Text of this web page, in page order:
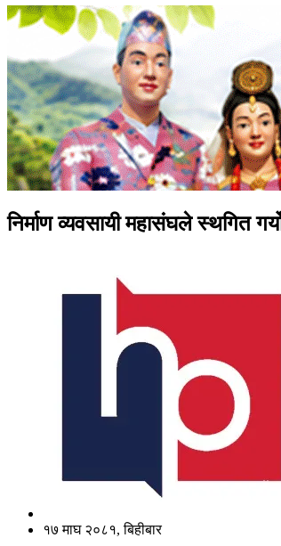
निर्माण व्यवसायी महासंघले स्थगित
१७ माघ २०८१, बिहीबार